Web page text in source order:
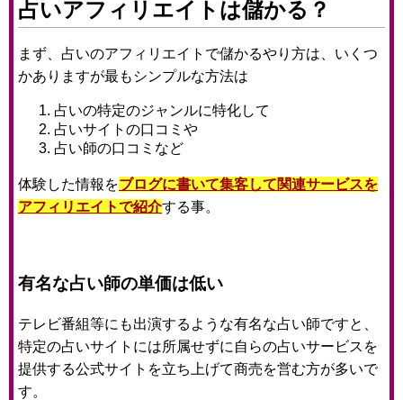
占いアフィリエイトは儲かる？
まず、占いのアフィリエイトで儲かるやり方は、いくつ
かありますが最もシンプルな方法は
占いの特定のジャンルに特化して
占いサイトの口コミや
占い師の口コミなど
体験した情報をブログに書いて集客して関連サービスを
アフィリエイトで紹介する事。
有名な占い師の単価は低い
テレビ番組等にも出演するような有名な占い師ですと、
特定の占いサイトには所属せずに自らの占いサービスを
提供する公式サイトを立ち上げて商売を営む方が多いで
す。